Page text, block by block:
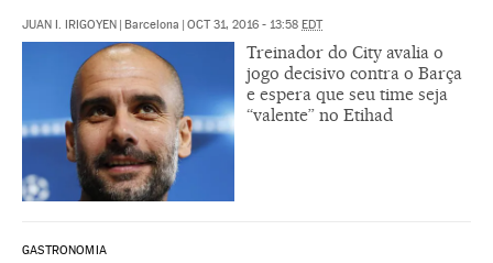
JUAN I. IRIGOYEN | Barcelona | OCT 31, 2016 - 13:58 EDT
Treinador do City avalia o
jogo decisivo contra o Barça
e espera que seu time seja
“valente” no Etihad
GASTRONOMIA